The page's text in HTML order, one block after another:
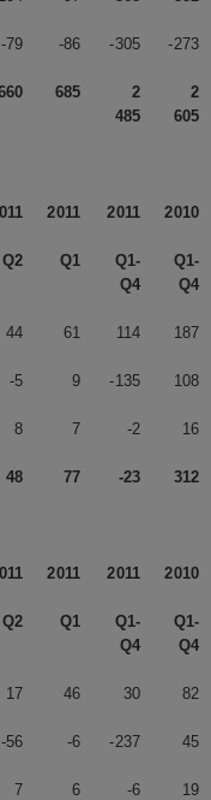
-79 -86 -305 -273
685
2
485
2
605
2011 2011 2010
Q2 Q1
Q1-
Q4
Q1-
Q4
44 61 114 187
-5 9 -135 108
8 7 -2 16
48 77 -23 312
2011 2011 2010
Q2 Q1
Q1-
Q4
Q1-
Q4
17 46 30 82
-56 -6 -237 45
7 6 -6 19